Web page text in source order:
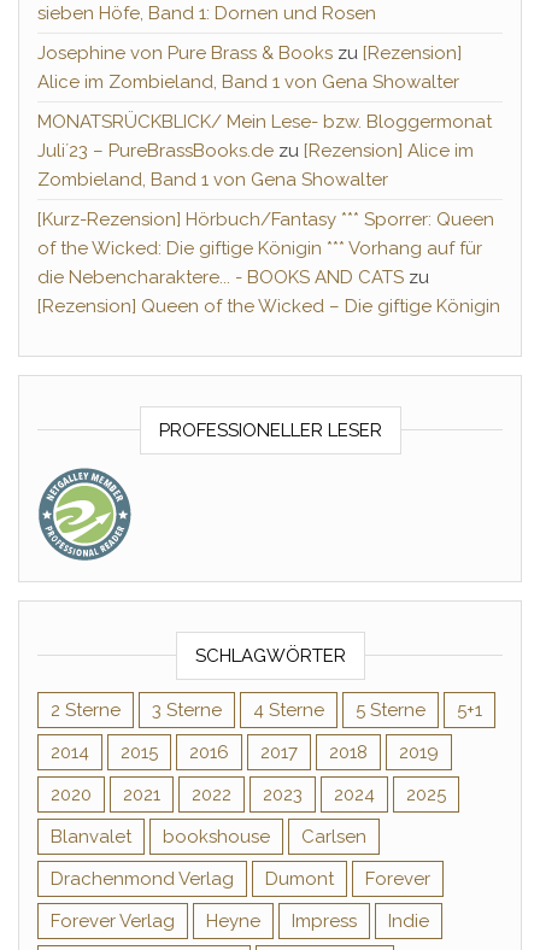
sieben Höfe, Band 1: Dornen und Rosen
Josephine von Pure Brass & Books zu [Rezension]
Alice im Zombieland, Band 1 von Gena Showalter
MONATSRÜCKBLICK/ Mein Lese- bzw. Bloggermonat
Juli´23 – PureBrassBooks.de zu [Rezension] Alice im
Zombieland, Band 1 von Gena Showalter
[Kurz-Rezension] Hörbuch/Fantasy *** Sporrer: Queen
of the Wicked: Die giftige Königin *** Vorhang auf für
die Nebencharaktere... - BOOKS AND CATS zu
[Rezension] Queen of the Wicked – Die giftige Königin
PROFESSIONELLER LESER
SCHLAGWÖRTER
2 Sterne 3 Sterne 4 Sterne 5 Sterne
5+1
2014
2015 2016 2017 2018
2019
2020
2021 2022 2023 2024
2025
Blanvalet
bookshouse
Carlsen
Drachenmond Verlag
Dumont
Forever
Forever Verlag
Heyne Impress
Indie